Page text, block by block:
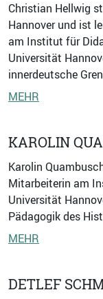
Christian Hellwig
Hannover und ist
am Institut für
Universität
innerdeutsche
MEHR
KAROLIN
Karolin
Mitarbeiterin am
Universität
Pädagogik des
MEHR
DETLEF